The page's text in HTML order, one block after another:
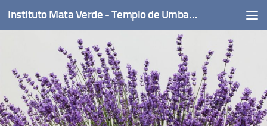
Skip to content Instituto Mata Verde - Templo de Umbanda